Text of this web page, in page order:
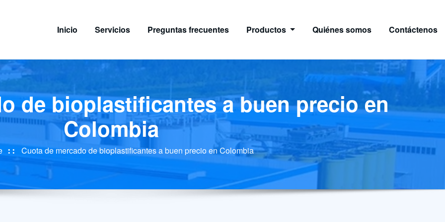
Inicio Servicios Preguntas frecuentes Productos Quiénes somos Contáctenos
de bioplastificantes a buen precio en
Colombia
Cuota de mercado de bioplastificantes a buen precio en Colombia